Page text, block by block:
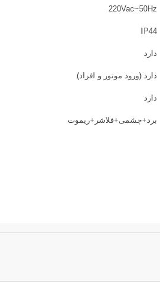
220Vac~50Hz
IP44
دارد
دارد (ورود موتور و افراد)
دارد
برد+چشمی+فلاشر+ریموت